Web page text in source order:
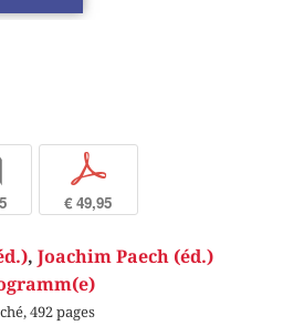
p
€ 49,95
, Joachim Paech (éd.)
492 pages